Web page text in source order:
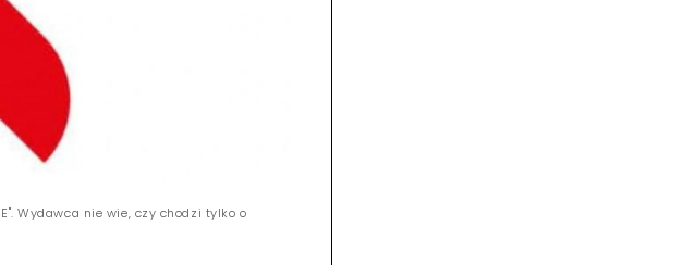
Wydawca nie wie, czy chodzi tylko o